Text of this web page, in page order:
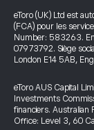
eToro (UK) Ltd est
(FCA) pour les
Number: 583263.
07973792. Siège
London E14 5AB,
eToro AUS Capital
Investments
financiers. Australian
Office: Level 3, 60